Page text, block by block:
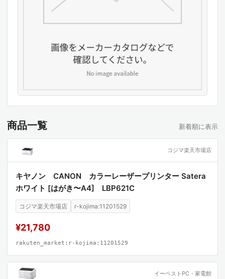
商品一覧 新着順に表示
コジマ楽天市場店
キヤノン CANON カラーレーザープリンター Satera
ホワイト [はがき〜A4] LBP621C
コジマ楽天市場店 r-kojima:11201529
¥21,780
rakuten_market:r-kojima:11201529
イーベストPC・家電館